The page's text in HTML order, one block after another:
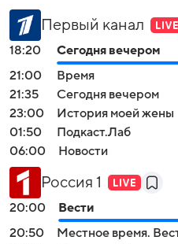
Первый канал
18:20
Сегодня вечером
21:00
Время
21:35
Сегодня вечером
23:00
История моей жены
01:50
Подкаст.Лаб
06:00
Новости
Россия 1
20:00
Вести
20:50
Местное время.